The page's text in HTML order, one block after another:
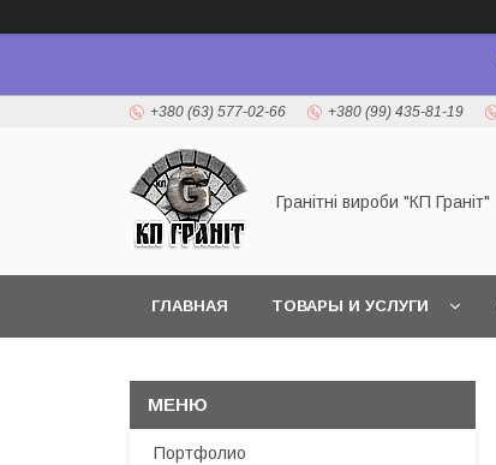
+380 (63) 577-02-66 +380 (99) 435-81-19
Гранітні вироби "КП Граніт"
ГЛАВНАЯ ТОВАРЫ И УСЛУГИ
Портфолио